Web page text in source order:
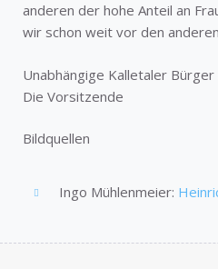
anderen der hohe Anteil an
wir schon weit vor den
Unabhängige Kalletaler Bürger
Die Vorsitzende
Bildquellen
Ingo Mühlenmeier: